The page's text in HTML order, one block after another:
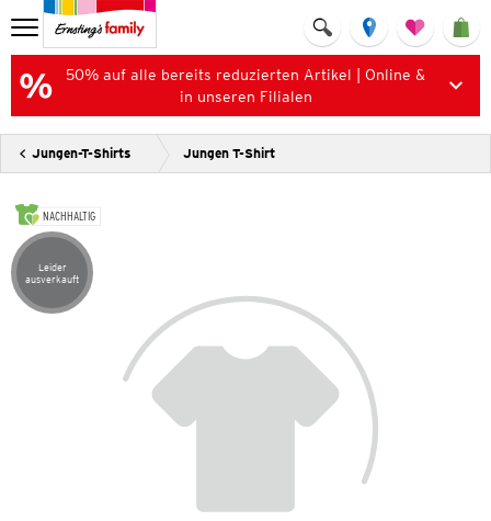
50% auf alle bereits reduzierten Artikel | Online &
in unseren Filialen
Jungen-T-Shirts Jungen T-Shirt
NACHHALTIG
Artikel leider ausverkauft
Leider
ausverkauft